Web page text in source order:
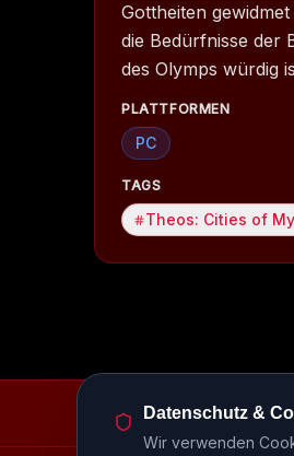
Gottheiten
die Bedürfnisse der
des Olymps würdig
PLATTFORMEN
PC
TAGS
Theos: Cities of
Episodenbibliothek
Datenschutz &
Wir verwenden